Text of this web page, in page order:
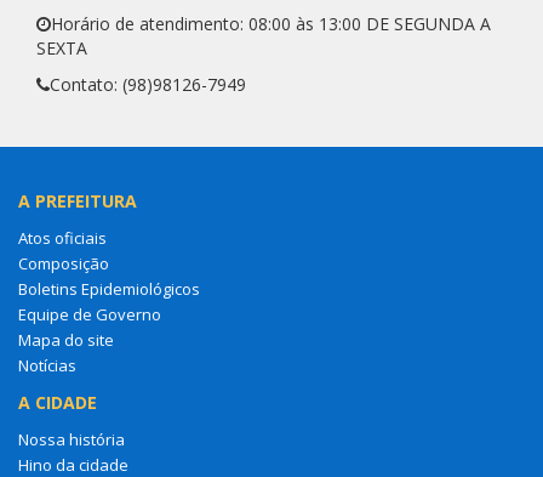
Horário de atendimento: 08:00 às 13:00 DE SEGUNDA A
SEXTA
Contato: (98)98126-7949
A PREFEITURA
Atos oficiais
Composição
Boletins Epidemiológicos
Equipe de Governo
Mapa do site
Notícias
A CIDADE
Nossa história
Hino da cidade